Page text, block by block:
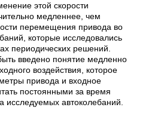
этой скорости
медленнее, чем
перемещения привода во
которые исследовались
периодических решений.
введено понятие медленно
воздействия, которое
привода и входное
постоянными за время
исследуемых автоколебаний.